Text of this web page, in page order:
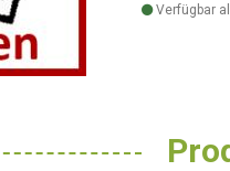
Verfügbar